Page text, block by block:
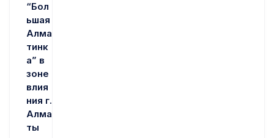
“Бол
ьшая
Алма
тинк
а” в
зоне
влия
ния г.
Алма
ты